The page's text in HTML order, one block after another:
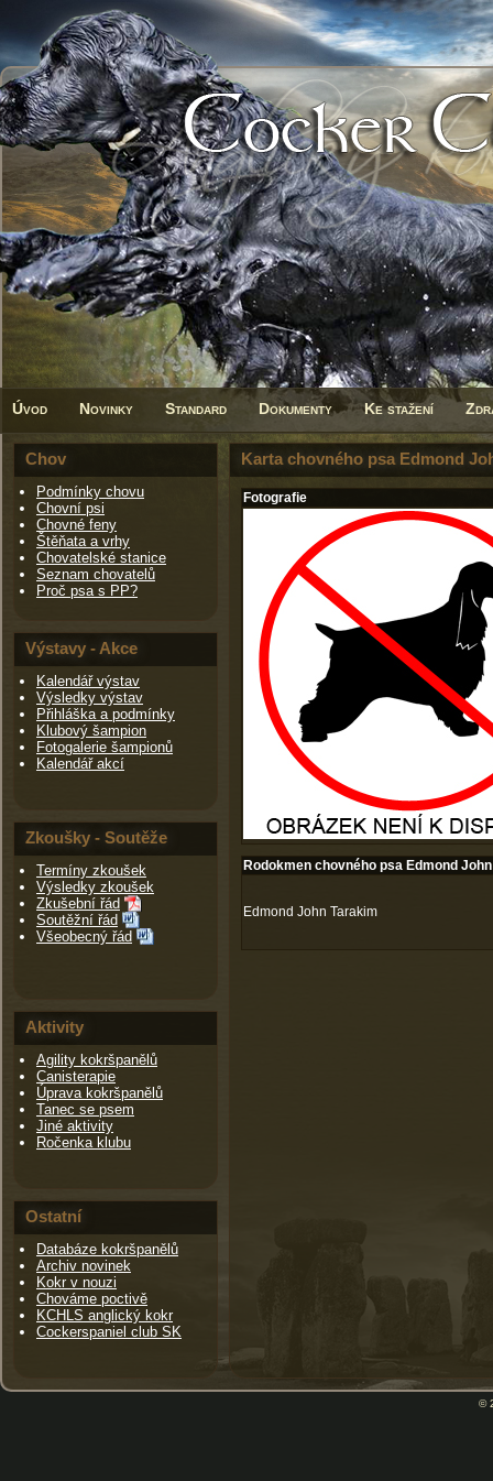
Úvod Novinky Standard Dokumenty Ke stažení
Chov
Podmínky chovu
Chovní psi
Chovné feny
Štěňata a vrhy
Chovatelské stanice
Seznam chovatelů
Proč psa s PP?
Výstavy - Akce
Kalendář výstav
Výsledky výstav
Přihláška a podmínky
Klubový šampion
Fotogalerie šampionů
Kalendář akcí
Zkoušky - Soutěže
Termíny zkoušek
Výsledky zkoušek
Zkušební řád
Soutěžní řád
Všeobecný řád
Aktivity
Agility kokršpanělů
Canisterapie
Úprava kokršpanělů
Tanec se psem
Jiné aktivity
Ročenka klubu
Ostatní
Databáze kokršpanělů
Archiv novinek
Kokr v nouzi
Chováme poctivě
KCHLS anglický kokr
Cockerspaniel club SK
Karta chovného psa Edmond
Fotografie
Rodokmen chovného psa Edmond
Edmond John Tarakim
©